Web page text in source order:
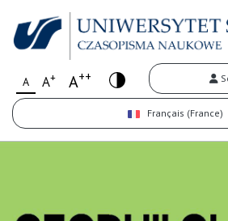
A A+ A++
Français (France)